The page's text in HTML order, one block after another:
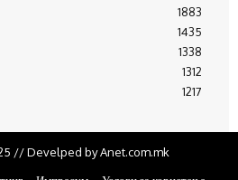
1883
1435
1338
1312
1217
// Develped by Anet.com.mk